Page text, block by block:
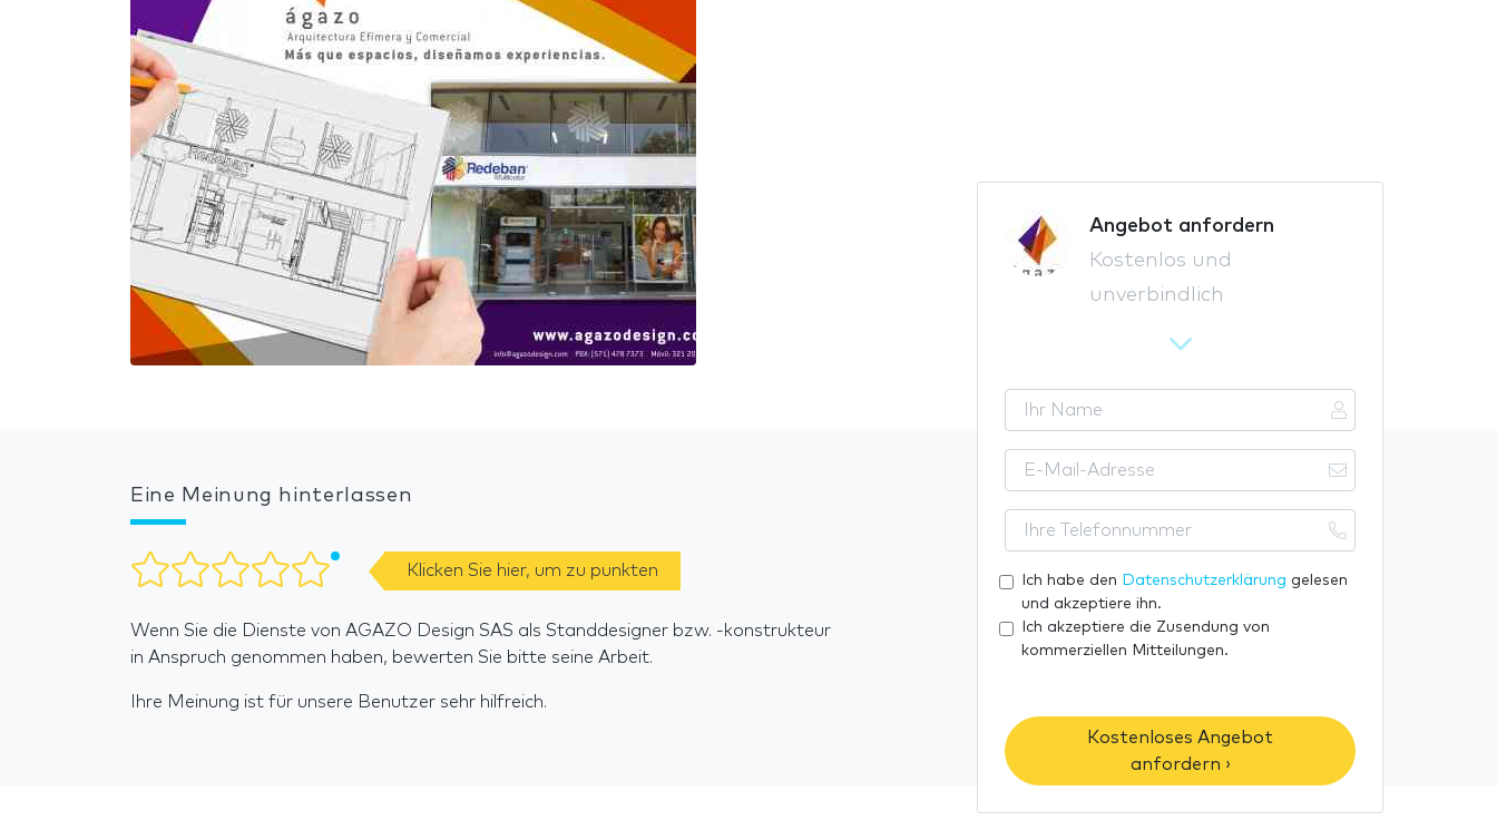
Angebot anfordern
Kostenlos und
unverbindlich
h
r
a
-
M
l
-
e
s
e
h
r
T
f
o
n
Ich habe den Datenschutzerklärung gelesen
und akzeptiere ihn.
Ich akzeptiere die Zusendung von
kommerziellen Mitteilungen.
Kostenloses Angebot
anfordern ›
Eine Meinung hinterlassen
Klicken Sie hier, um zu punkten
Wenn Sie die Dienste von AGAZO Design SAS als Standdesigner bzw. -konstrukteur
in Anspruch genommen haben, bewerten Sie bitte seine Arbeit.
Ihre Meinung ist für unsere Benutzer sehr hilfreich.